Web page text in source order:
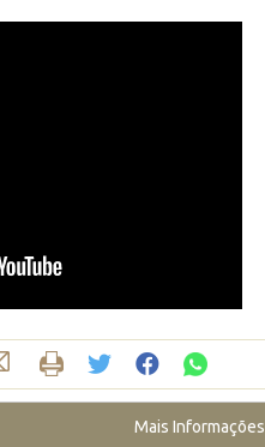
Mais Informações